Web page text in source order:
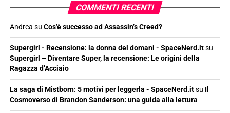
COMMENTI RECENTI
Andrea su Cos’è successo ad Assassin’s Creed?
Supergirl - Recensione: la donna del domani - SpaceNerd.itsu
Supergirl – Diventare Super, la recensione: Le origini della
Ragazza d’Acciaio
La saga di Mistborn: 5 motivi per leggerla - SpaceNerd.itsu Il
Cosmoverso di Brandon Sanderson: una guida alla lettura